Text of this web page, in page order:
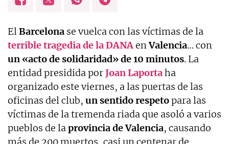
ElBarcelona se vuelca con las víctimas de la
terrible tragedia de la DANAenValencia… con
un «acto de solidaridad» de 10 minutos. La
entidad presidida porJoan Laportaha
organizado este viernes, a las puertas de las
oficinas del club, un sentido respetopara las
víctimas de la tremenda riada que asoló a varios
pueblos de laprovincia de Valencia, causando